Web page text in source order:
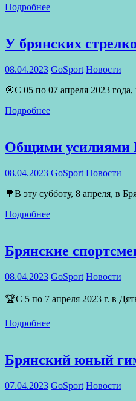
Подробнее
У брянских
08.04.2023 GoSport Новости
🎯С 05 по 07 апреля 2023
Подробнее
Общими усилиями
08.04.2023 GoSport Новости
🌳В эту субботу, 8 апреля, в
Подробнее
Брянские
08.04.2023 GoSport Новости
🏆С 5 по 7 апреля 2023 г. в
Подробнее
Брянский юный
07.04.2023 GoSport Новости